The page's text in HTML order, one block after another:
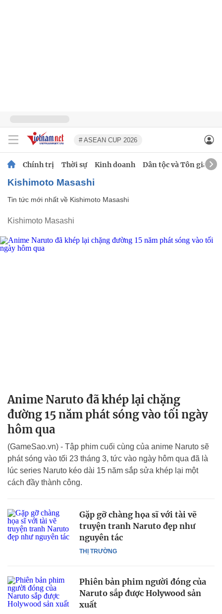
# ASEAN CUP 2026
Chính trị Thời sự Kinh doanh Dân tộc và Tôn giáo
Kishimoto Masashi
Tin tức mới nhất về Kishimoto Masashi
Kishimoto Masashi
Anime Naruto đã khép lại chặng
đường 15 năm phát sóng vào tối ngày
hôm qua
(GameSao.vn) - Tập phim cuối cùng của anime Naruto sẽ
phát sóng vào tối 23 tháng 3, tức vào ngày hôm qua đã là
lúc series Naruto kéo dài 15 năm sắp sửa khép lại một
cách đầy thành công.
THỊ TRƯỜNG
Gặp gỡ chàng họa sĩ với tài vẽ
truyện tranh Naruto đẹp như
nguyên tác
Phiên bản phim người đóng của
Naruto sắp được Holywood sản
xuất